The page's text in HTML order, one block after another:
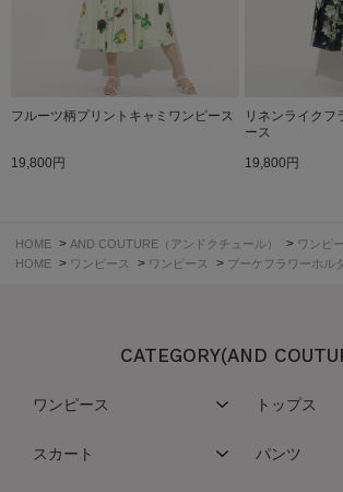
フルーツ柄プリントキャミワンピース
19,800円
リネンライクフ
ース
19,800円
HOME > AND COUTURE（アンドクチュール） > ワンピ
HOME > ワンピース > ワンピース > ブーケフラワーホル
CATEGORY(AND
ワンピース トップス
スカート パンツ